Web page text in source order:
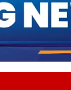
News